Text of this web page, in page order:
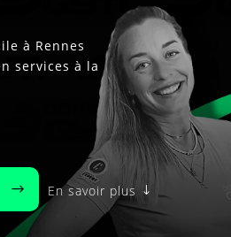
à Rennes
services à la
En savoir plus